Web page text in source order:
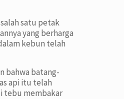
satu petak
yang berharga
kebun telah
bahwa batang-
api itu telah
tebu membakar